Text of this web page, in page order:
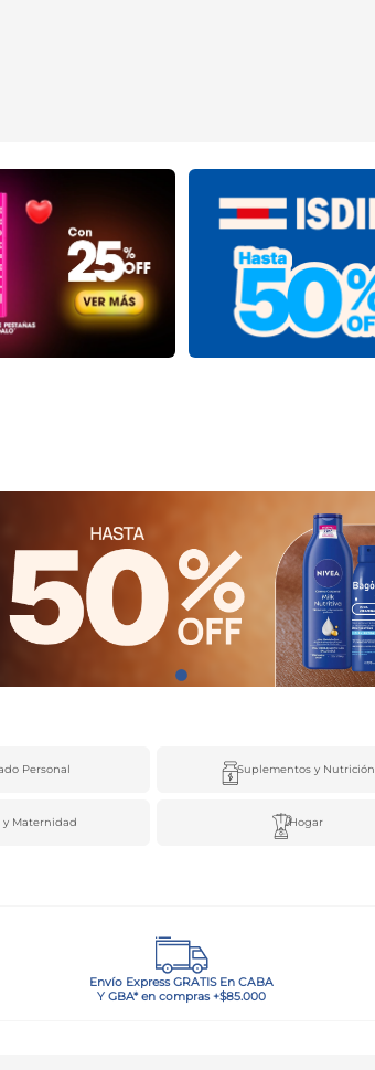
Personal Suplementos y Nutrición
y Maternidad Hogar
Envío Express GRATIS En CABA
Y GBA* en compras +$85.000